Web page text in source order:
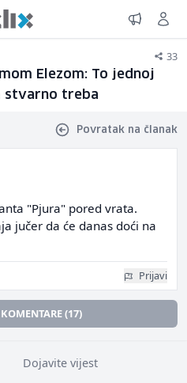
33
Elezom: To jednoj
stvarno treba
Povratak na članak
"Pjura" pored vrata.
jučer da će danas doći na
Prijavi
(17)
Dojavite vijest